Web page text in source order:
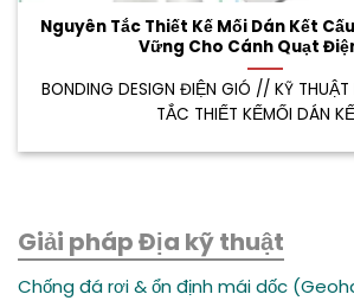
Nguyên Tắc Thiết Kế Mối Dán Kết
Vững Cho Cánh Quạt
BONDING DESIGN ĐIỆN GIÓ // KỸ THUẬT
TẮC THIẾT KẾMỐI DÁN
Giải pháp Địa kỹ thuật
Chống đá rơi & ổn định mái dốc